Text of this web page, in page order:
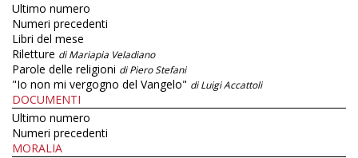
Ultimo numero
Numeri precedenti
Libri del mese
Riletture di Mariapia Veladiano
Parole delle religioni di Piero Stefani
"Io non mi vergogno del Vangelo" di Luigi Accattoli
DOCUMENTI
Ultimo numero
Numeri precedenti
MORALIA